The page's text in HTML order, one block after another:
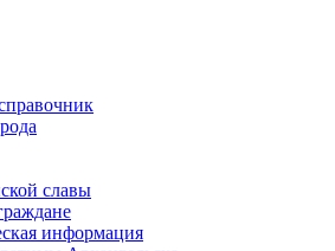
славы
информация